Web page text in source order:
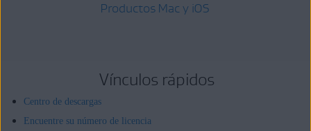
Productos Mac y iOS
Vínculos rápidos
Centro de descargas
Encuentre su número de licencia